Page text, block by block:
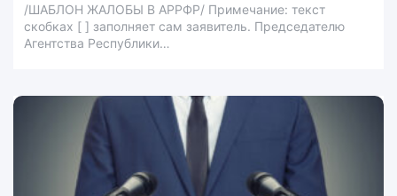
/ШАБЛОН ЖАЛОБЫ В АРРФР/ Примечание: текст
скобках [ ] заполняет сам заявитель. Председателю
Агентства Республики…